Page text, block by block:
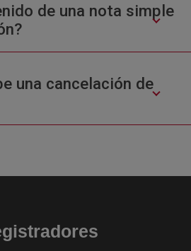
de una nota simple
una cancelación de